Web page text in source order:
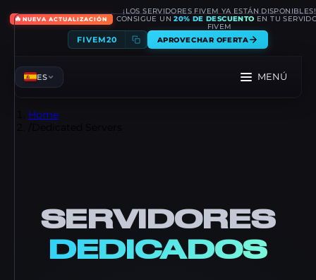
🔥NUEVA ACTUALIZACIÓN
¡LOS SERVIDORES FIVEM YA ESTÁN DISPONIBLES!
CONSIGUE UN20% DE DESCUENTO EN TU
FIVEM
FIVEM20 APROVECHAR OFERTA
ES MENÚ
Home
SERVIDORES
DEDICADOS